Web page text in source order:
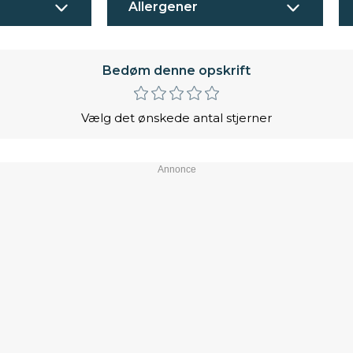
Allergener
Bedøm denne opskrift
Vælg det ønskede antal stjerner